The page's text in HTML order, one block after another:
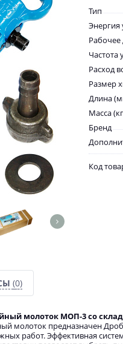
Тип
Энергия
Рабочее
Частота
Расход
Размер
Длина
Масса
Бренд
Код
(0)
молоток МОП-3 со
молоток предназначен
работ. Эффективная